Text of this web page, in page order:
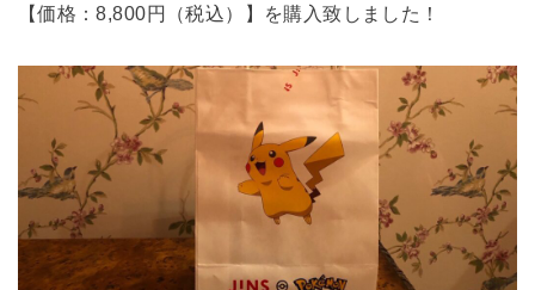
【価格：8,800円（税込）】を購入致しました！